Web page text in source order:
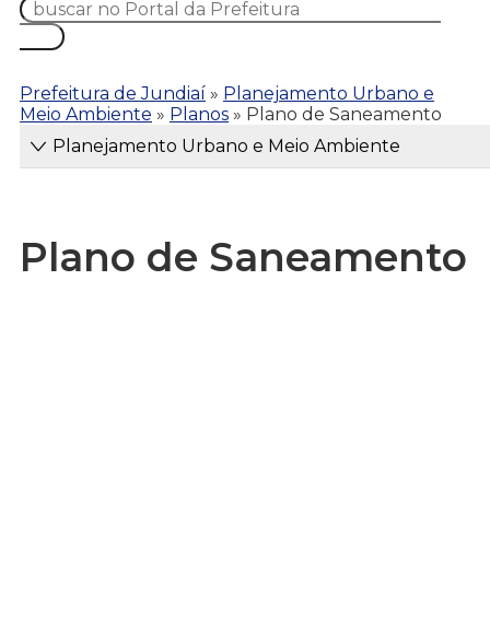
Prefeitura de Jundiaí » Planejamento Urbano e
Meio Ambiente » Planos » Plano de Saneamento
Planejamento Urbano e Meio Ambiente
Plano de Saneamento